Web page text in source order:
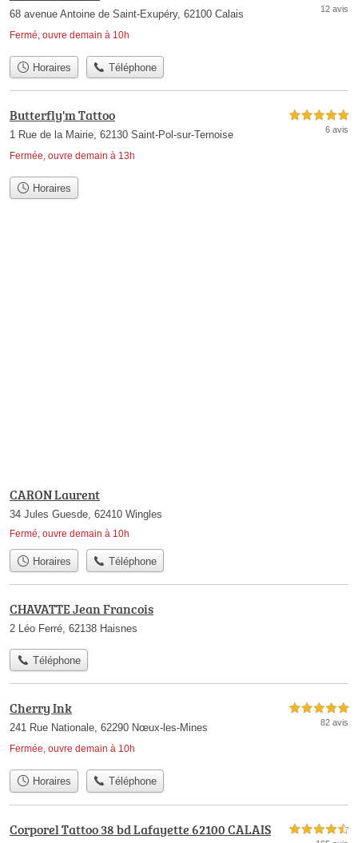
68 avenue Antoine de Saint-Exupéry, 62100 Calais
Fermé, ouvre demain à 10h
12 avis
Horaires Téléphone
Butterfly'm Tattoo
1 Rue de la Mairie, 62130 Saint-Pol-sur-Ternoise
Fermée, ouvre demain à 13h
5,0 étoiles sur 5
6 avis
Horaires
CARON Laurent
34 Jules Guesde, 62410 Wingles
Fermé, ouvre demain à 10h
Horaires Téléphone
CHAVATTE Jean Francois
2 Léo Ferré, 62138 Haisnes
Téléphone
Cherry Ink
241 Rue Nationale, 62290 Nœux-les-Mines
Fermée, ouvre demain à 10h
5,0 étoiles sur 5
82 avis
Horaires Téléphone
Corporel Tattoo 38 bd Lafayette 62100 CALAIS 4,5 étoiles sur 5